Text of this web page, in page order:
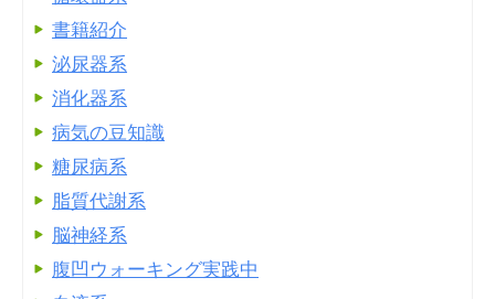
書籍紹介
泌尿器系
消化器系
病気の豆知識
糖尿病系
脂質代謝系
脳神経系
腹凹ウォーキング実践中